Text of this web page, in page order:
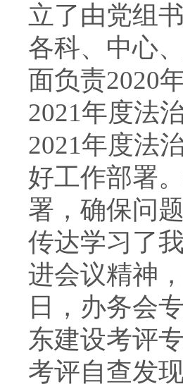
立了由党组
各科、中心
面负责2020
2021年度法
2021年度法
好工作部署
署，确保问
传达学习了
进会议精神
日，办务会
东建设考评
考评自查发